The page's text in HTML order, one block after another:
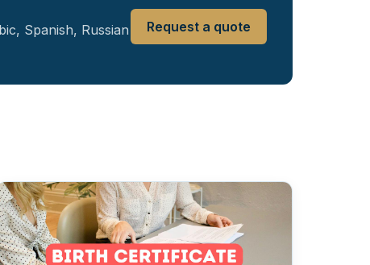
Spanish, Russian
Request a quote